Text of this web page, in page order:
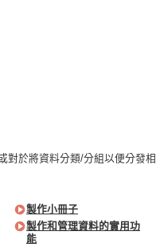
對於將資料分類/分組以便分發相
製作小冊子
製作和管理資料的實用功
能